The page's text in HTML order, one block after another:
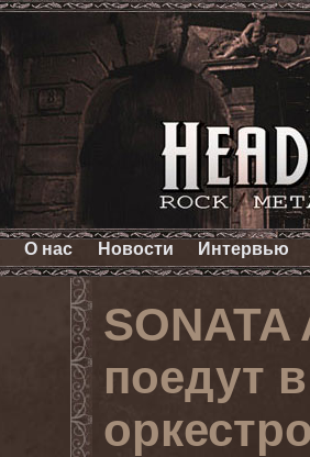
О нас Новости Интервью
SONATA
поедут